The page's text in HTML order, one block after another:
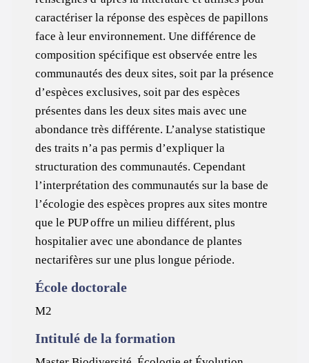
caractériser la réponse des espèces de papillons
face à leur environnement. Une différence de
composition spécifique est observée entre les
communautés des deux sites, soit par la présence
d’espèces exclusives, soit par des espèces
présentes dans les deux sites mais avec une
abondance très différente. L’analyse statistique
des traits n’a pas permis d’expliquer la
structuration des communautés. Cependant
l’interprétation des communautés sur la base de
l’écologie des espèces propres aux sites montre
que le PUP offre un milieu différent, plus
hospitalier avec une abondance de plantes
nectarifères sur une plus longue période.
École doctorale
M2
Intitulé de la formation